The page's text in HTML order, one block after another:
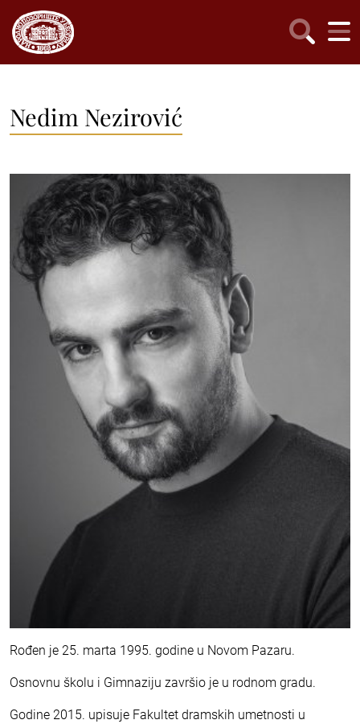
Nedim Nezirović
Rođen je 25. marta 1995. godine u Novom Pazaru.
Osnovnu školu i Gimnaziju završio je u rodnom gradu.
Godine 2015. upisuje Fakultet dramskih umetnosti u